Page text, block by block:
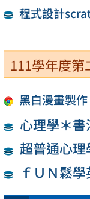
程式設計
111學年度第
黑白漫畫製作
心理學＊
超普通心理
ｆＵＮ鬆